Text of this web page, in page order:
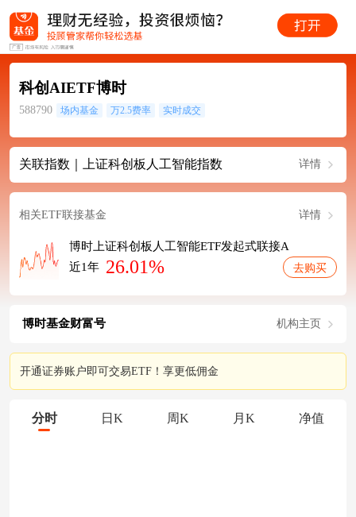
科创AIETF博时
588790 场内基金 万2.5费率 实时成交
关联指数｜上证科创板人工智能指数 详情
相关ETF联接基金 详情
博时上证科创板人工智能ETF发起式联接A
近1年 26.01% 去购买
博时基金财富号 机构主页
开通证券账户即可交易ETF！享更低佣金
分时 日K 周K 月K 净值